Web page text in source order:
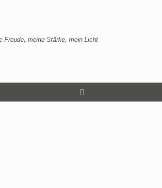
Freude, meine Stärke, mein Licht